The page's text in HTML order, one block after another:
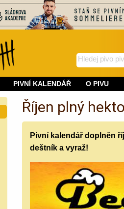
hledej
BeerWeb
spustí
PIVNÍ KALENDÁŘ O PIVU
Říjen plný
Pivní kalendář doplněn
deštník a vyraž!